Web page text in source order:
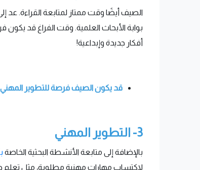
الصيف أيضًا وقت ممتاز لمتابعة القراءة. عد
بوابة الأبحاث العلمية. وقت الفراغ قد
أفكار جديدة وإبداعية!
قد يكون الصيف فرصة للتطوير
3- التطوير المهني
بالإضافة إلى متابعة الأنشطة البحثية الخاصة
لاكتساب مهارات مهنية مطلوبة، مثل تعلم